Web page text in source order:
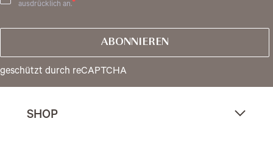
ausdrücklich an.
ABONNIEREN
geschützt durch reCAPTCHA
SHOP